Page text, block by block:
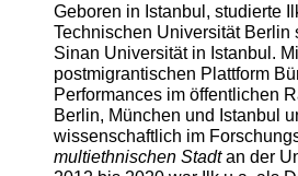
Geboren in Istanbul, studierte
Technischen Universität Berlin
Sinan Universität in Istanbul.
postmigrantischen Plattform
Performances im öffentlichen
Berlin, München und Istanbul
wissenschaftlich im
multiethnischen Stadtan der